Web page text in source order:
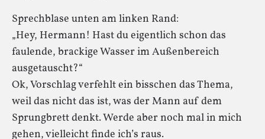
Sprechblase unten am linken Rand:
„Hey, Hermann! Hast du eigentlich schon das
faulende, brackige Wasser im Außenbereich
ausgetauscht?“
Ok, Vorschlag verfehlt ein bisschen das Thema,
weil das nicht das ist, was der Mann auf dem
Sprungbrett denkt. Werde aber noch mal in mich
gehen, vielleicht finde ich’s raus.